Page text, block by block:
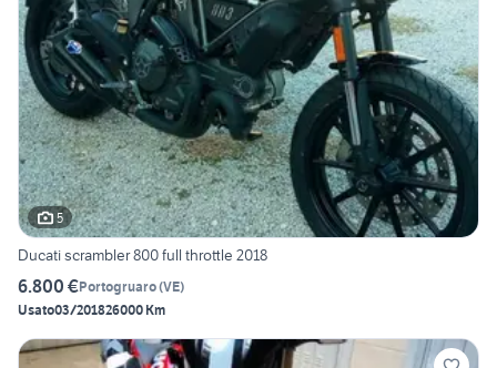
5
Ducati scrambler 800 full throttle 2018
6.800 €Portogruaro(VE)
Usato03/201826000 Km